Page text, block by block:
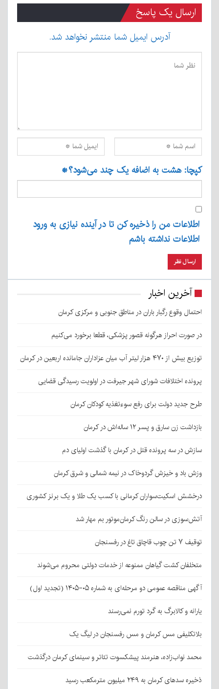
ارسال یک پاسخ
آدرس ایمیل شما منتشر نخواهد شد.
کپچا: هشت به اضافه یک چند می‌شود؟*
اطلاعات من را ذخیره کن تا در آینده نیازی به ورود
اطلاعات نداشته باشم
آخرین اخبار
احتمال وقوع رگبار باران در مناطق جنوبی و مرکزی کرمان
در صورت احراز هرگونه قصور پزشکی، قطعا برخورد می‌کنیم
توزیع بیش از ۴۷۰ هزار لیتر آب میان عزاداران جامانده اربعین در کرمان
پرونده اختلافات شورای شهر جیرفت در اولویت رسیدگی قضایی
طرح جدید دولت برای رفع سوءتغذیه کودکان کرمان
بازداشت زن سارق و پسر ۱۲ ساله‌اش در کرمان
سازش در سه پرونده قتل در کرمان با گذشت اولیای دم
وزش باد و خیزش گردوخاک در نیمه شمالی و شرق کرمان
درخشش اسکیت‌سواران کرمانی با کسب یک طلا و یک برنز کشوری
آتش‌سوزی در سالن رنگ کرمان‌موتور بم مهار شد
توقیف ۷ تن چوب قاچاق تاغ در رفسنجان
متخلفان کشت گیاهان ممنوعه از خدمات دولتی محروم می‌شوند
آگهی مناقصه عمومی دو مرحله‌ای به شماره ۰۵-۱۴۰۵ (تجدید اول)
یارانه و کالابرگ به گرد تورم نمی‌رسند
بلاتکلیفی مس کرمان و مس رفسنجان در لیگ یک
محمد نواب‌زاده، هنرمند پیشکسوت تئاتر و سینمای کرمان درگذشت
ذخیره سدهای کرمان به ۲۴۹ میلیون مترمکعب رسید